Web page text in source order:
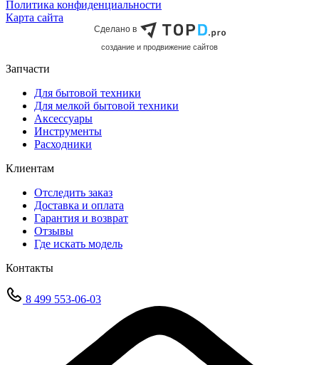
Политика конфиденциальности
Карта сайта
Сделано в
cоздание и продвижение сайтов
Запчасти
Для бытовой техники
Для мелкой бытовой техники
Аксессуары
Инструменты
Расходники
Клиентам
Отследить заказ
Доставка и оплата
Гарантия и возврат
Отзывы
Где искать модель
Контакты
8 499 553-06-03